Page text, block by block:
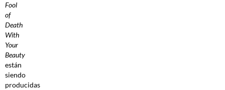
Fool
of
Death
With
Your
Beauty
están
siendo
producidas